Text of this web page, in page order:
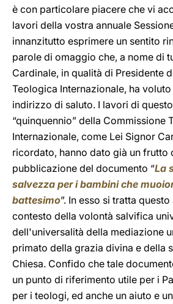
è con particolare piacere che vi
lavori della vostra annuale
innanzitutto esprimere un sentito
parole di omaggio che, a nome di
Cardinale, in qualità di Presidente
Teologica Internazionale, ha
indirizzo di saluto. I lavori di
“quinquennio” della Commissione
Internazionale, come Lei Signor
ricordato, hanno dato già un frutto
pubblicazione del documento “La
salvezza per i bambini che
battesimo”. In esso si tratta
contesto della volontà salvifica
dell'universalità della mediazione
primato della grazia divina e della
Chiesa. Confido che tale
un punto di riferimento utile per i
per i teologi, ed anche un aiuto e